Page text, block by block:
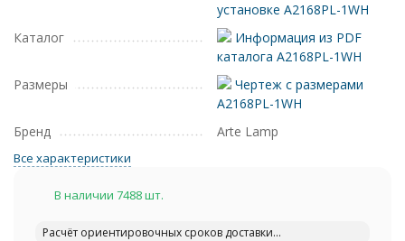
установке A2168PL-1WH
Каталог
Информация из PDF
каталога A2168PL-1WH
Размеры
Чертеж с размерами
A2168PL-1WH
Бренд
Arte Lamp
Все характеристики
В наличии 7488 шт.
Расчёт ориентировочных сроков доставки...